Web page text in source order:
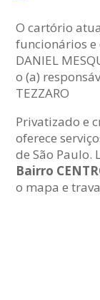
O cartório
funcionários e
DANIEL
o (a)
TEZZARO
Privatizado e
oferece
de São Paulo.
Bairro
o mapa e